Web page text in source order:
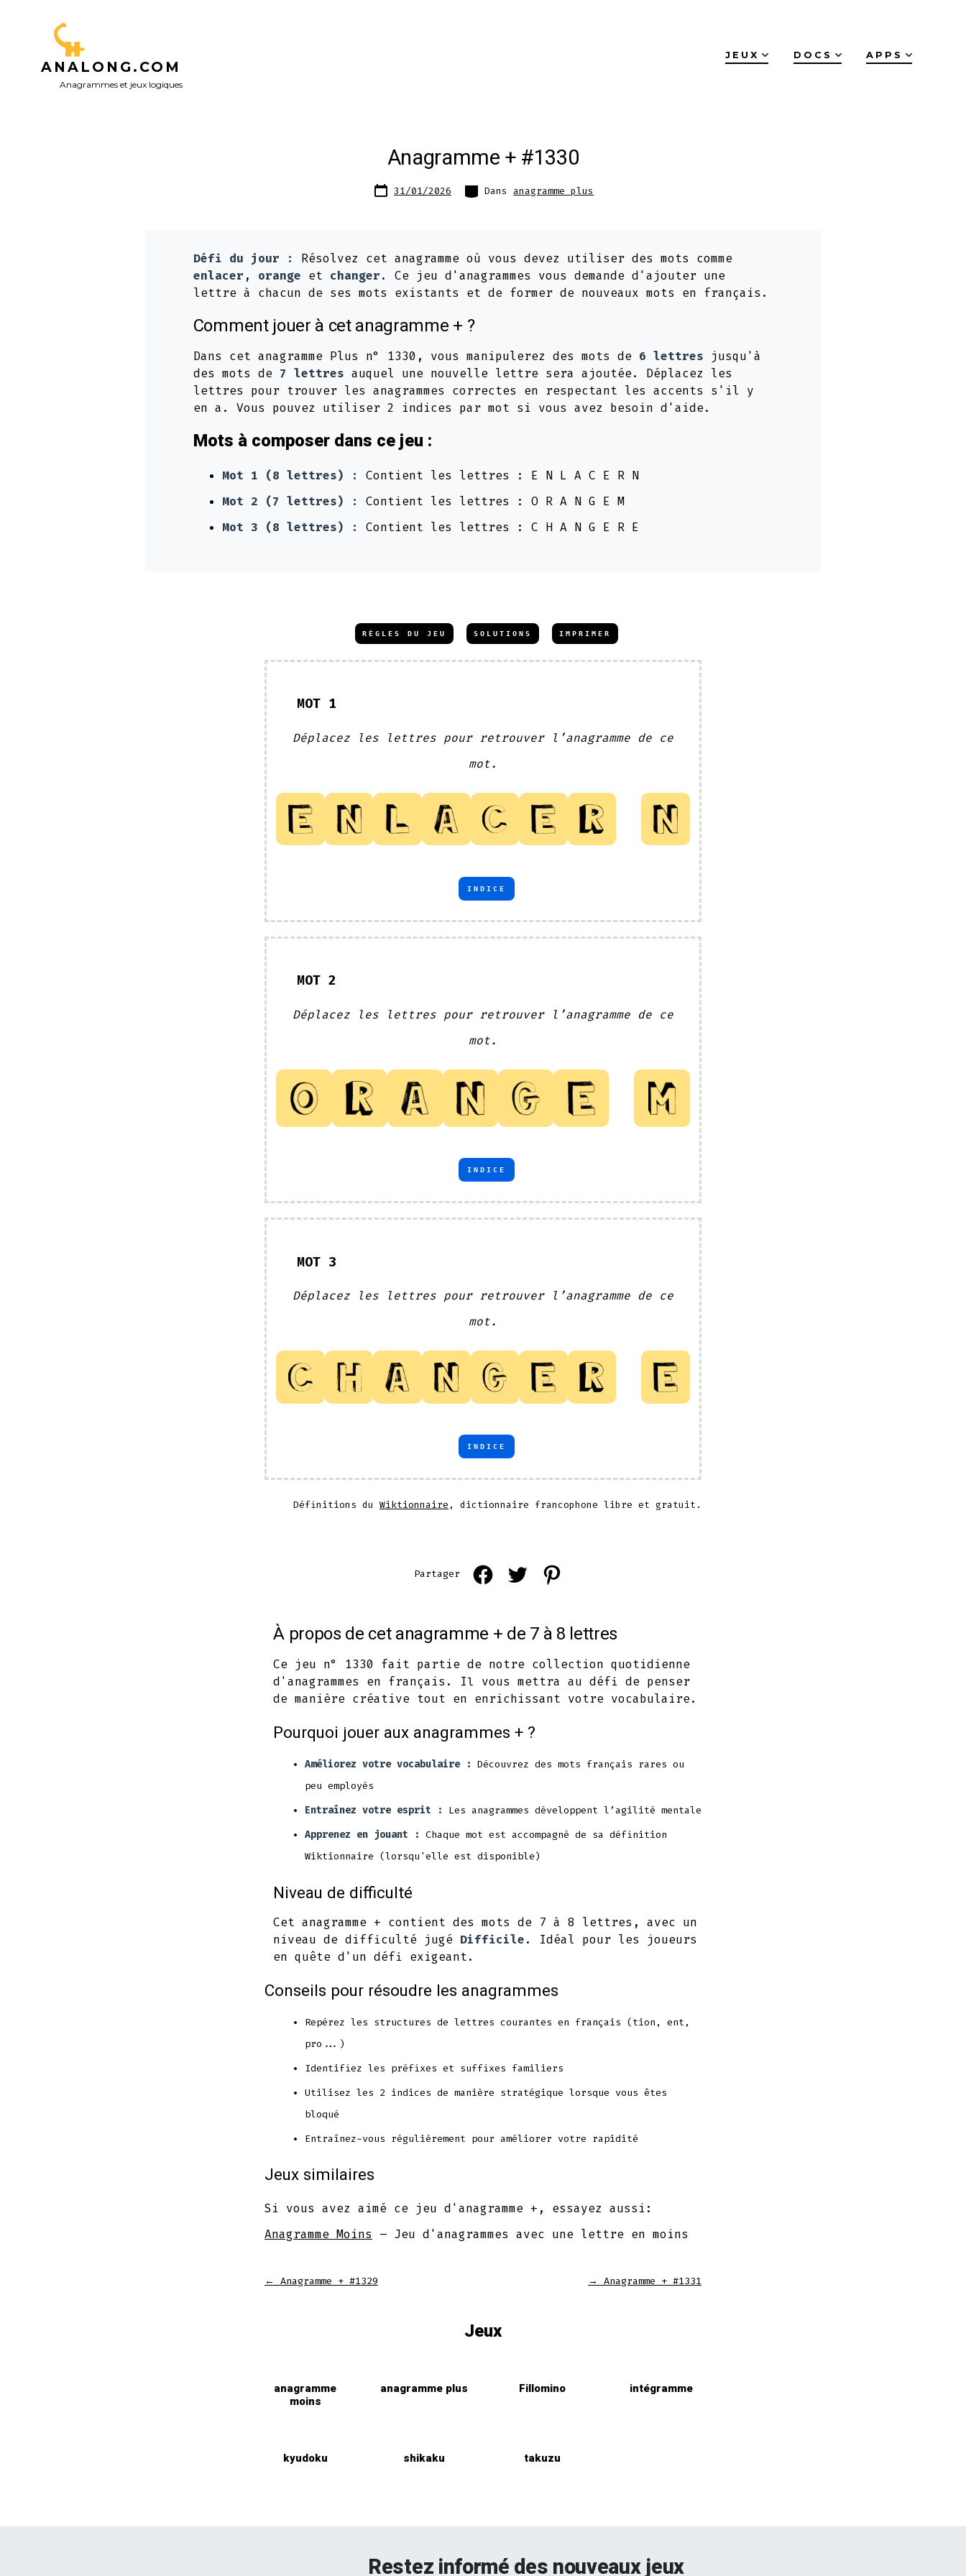
ANALONG.COM
Anagrammes et jeux logiques
JEUX DOCS APPS
Anagramme + #1330
Date
de 31/01/2026 Catégories
Dans anagramme plus
Défi du jour :
Résolvez cet anagramme où vous devez utiliser des mots comme
enlacer , orange et changer. Ce jeu d'anagrammes vous demande d'ajouter une
lettre à chacun de ses mots existants et de former de nouveaux mots en français.
Comment jouer à cet anagramme + ?
Dans cet anagramme Plus n° 1330, vous manipulerez des mots de 6 lettres jusqu'à
des mots de 7 lettres auquel une nouvelle lettre sera ajoutée. Déplacez les
lettres pour trouver les anagrammes correctes en respectant les accents s'il y
en a. Vous pouvez utiliser 2 indices par mot si vous avez besoin d'aide.
Mots à composer dans ce jeu :
Mot 1 (8 lettres) :
Contient les lettres : E N L A C E R N
Mot 2 (7 lettres) :
Contient les lettres : O R A N G E M
Mot 3 (8 lettres) :
Contient les lettres : C H A N G E R E
RÈGLES DU JEU SOLUTIONS IMPRIMER
MOT 1
Déplacez les lettres pour retrouver l’anagramme de ce
mot.
INDICE
MOT 2
Déplacez les lettres pour retrouver l’anagramme de ce
mot.
INDICE
MOT 3
Déplacez les lettres pour retrouver l’anagramme de ce
mot.
INDICE
Définitions du Wiktionnaire , dictionnaire francophone libre et gratuit.
Partager
Open
a
new
tab
Open
a
new
tab
a
new
tab
À propos de cet anagramme + de 7 à 8 lettres
Ce jeu n° 1330 fait partie de notre collection quotidienne
d'anagrammes en français. Il vous mettra au défi de penser
de manière créative tout en enrichissant votre vocabulaire.
Pourquoi jouer aux anagrammes + ?
Améliorez votre vocabulaire : Découvrez des mots français rares ou
peu employés
Entraînez votre esprit :
Les anagrammes développent l’agilité mentale
Apprenez en jouant : Chaque mot est accompagné de sa définition
Wiktionnaire (lorsqu'elle est disponible)
Niveau de difficulté
Cet anagramme + contient des mots de 7 à 8 lettres, avec un
niveau de difficulté jugé Difficile. Idéal pour les joueurs
en quête d'un défi exigeant.
Conseils pour résoudre les anagrammes
Repérez les structures de lettres courantes en français (tion, ent,
pro...)
Identifiez les préfixes et suffixes familiers
Utilisez les 2 indices de manière stratégique lorsque vous êtes
bloqué
Entraînez-vous régulièrement pour améliorer votre rapidité
Jeux similaires
Si vous avez aimé ce jeu d'anagramme +, essayez aussi:
Anagramme Moins – Jeu d'anagrammes avec une lettre en moins
← Anagramme + #1329 → Anagramme + #1331
Jeux
anagramme
moins
anagramme plus Fillomino intégramme
kyudoku shikaku takuzu
Restez informé des nouveaux jeux